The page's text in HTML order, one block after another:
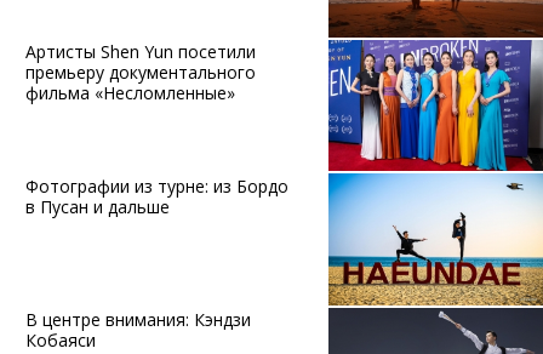
Артисты Shen Yun посетили
премьеру документального
фильма «Несломленные»
Фотографии из турне: из Бордо
в Пусан и дальше
В центре внимания: Кэндзи
Кобаяси